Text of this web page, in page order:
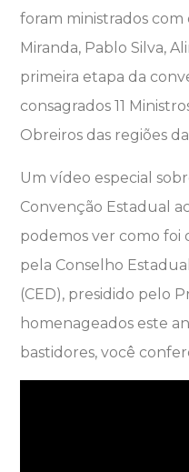
foram ministrados com
Miranda, Pablo Silva,
primeira etapa da
consagrados 11
Obreiros das regiões
Um vídeo especial
Convenção Estadual
podemos ver como foi
pela Conselho
(CED), presidido pelo
homenageados este
bastidores, você